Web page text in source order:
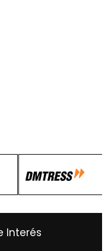
Interés